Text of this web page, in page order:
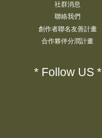
社群消息
聯絡我們
創作者聯名友善計畫
合作夥伴分潤計畫
* Follow US *